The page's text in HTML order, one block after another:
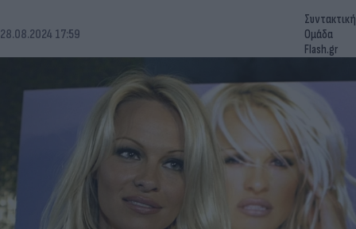
28.08.2024 17:59
Συντακτική
Ομάδα
Flash.gr